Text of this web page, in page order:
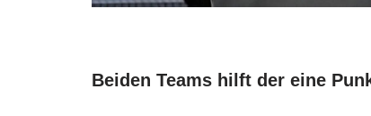
Beiden Teams hilft der eine